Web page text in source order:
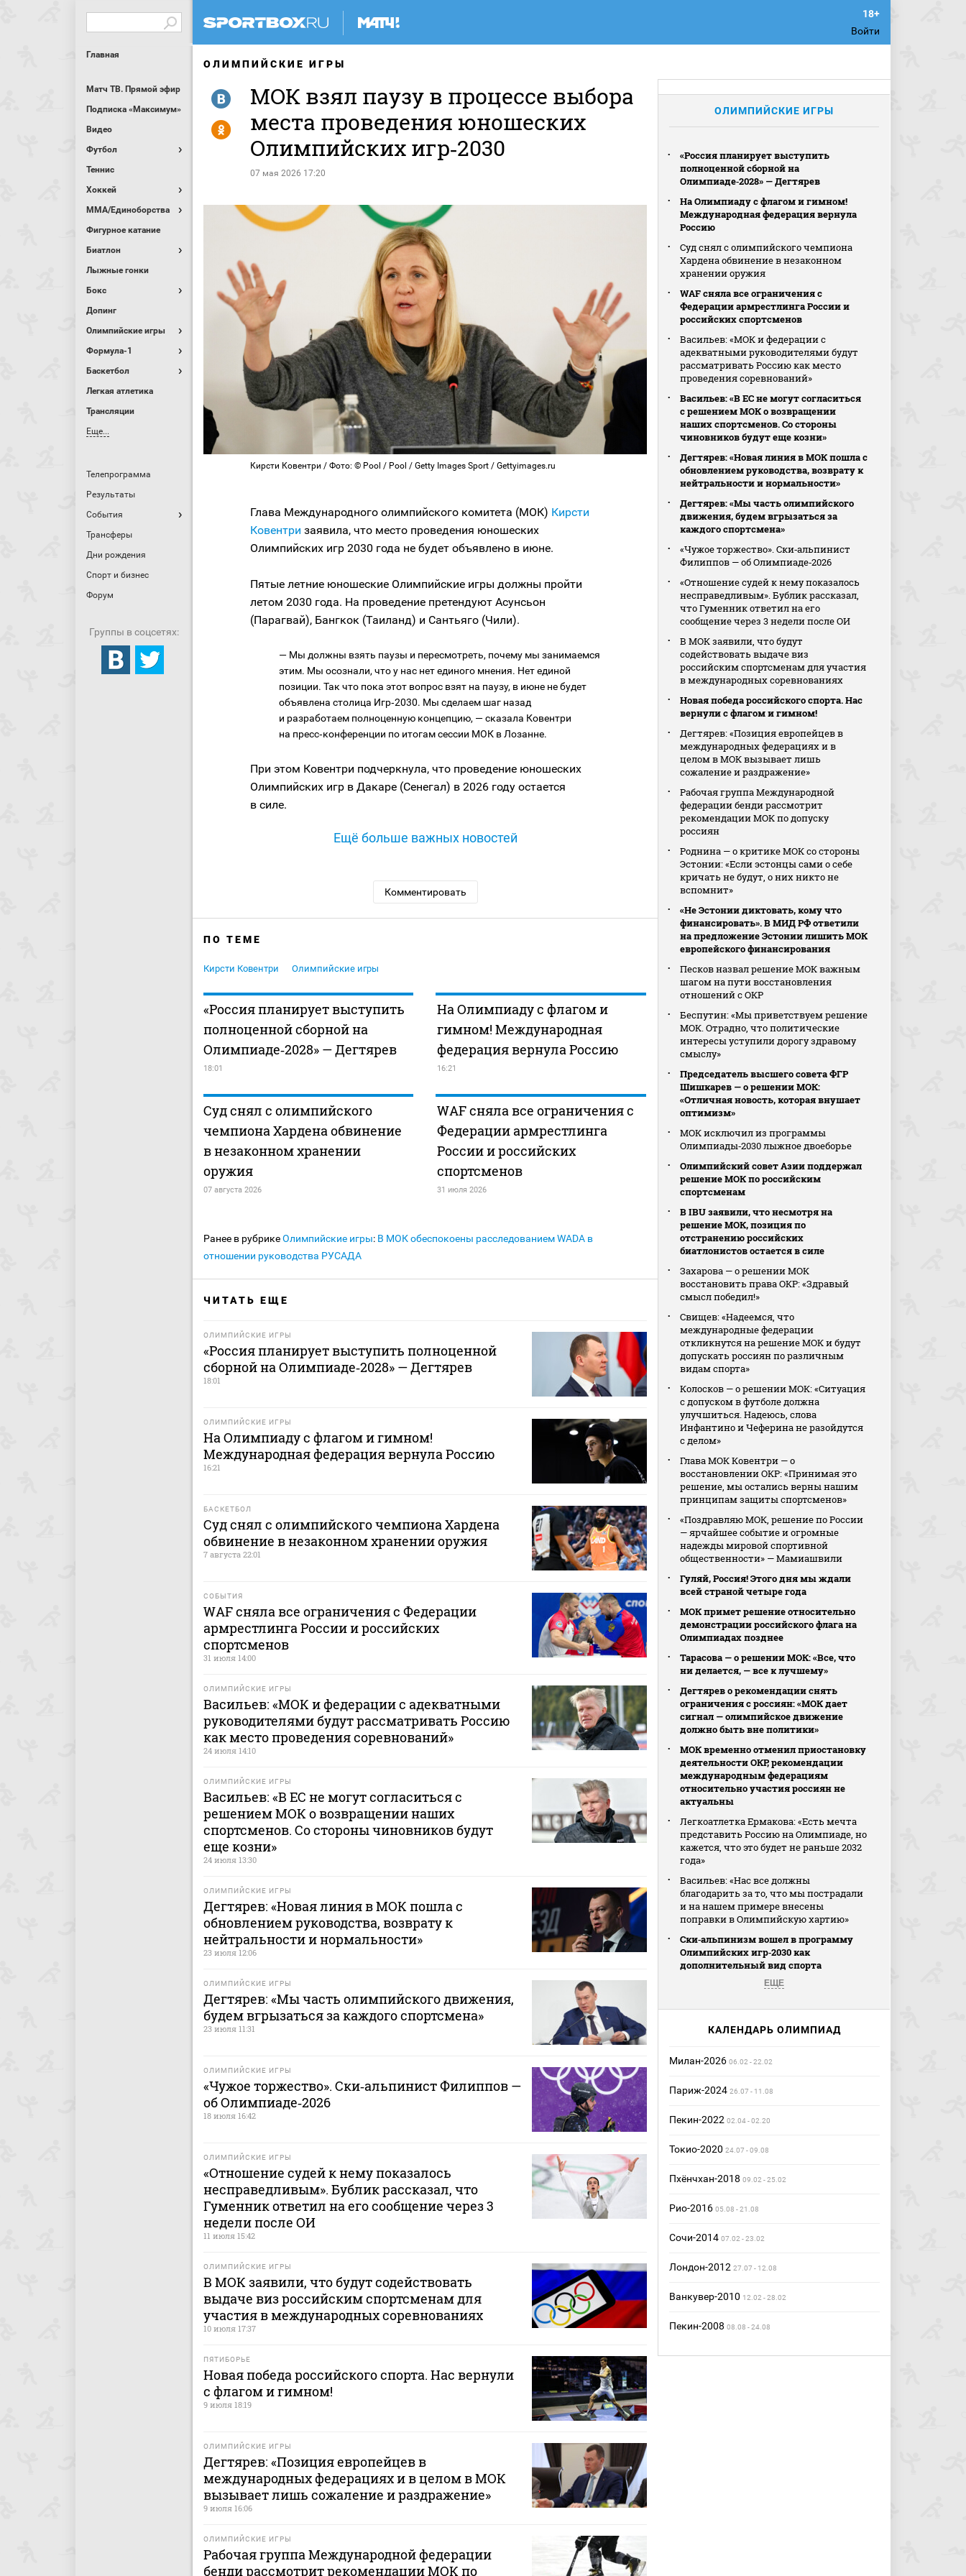
Войти
Главная
Матч ТВ. Прямой эфир
Подписка «Максимум»
Видео
Футбол
Теннис
Хоккей
MMA/Единоборства
Фигурное катание
Биатлон
Лыжные гонки
Бокс
Допинг
Олимпийские игры
Формула-1
Баскетбол
Легкая атлетика
Трансляции
Еще...
Телепрограмма
Результаты
События
Трансферы
Дни рождения
Спорт и бизнес
Форум
Группы в соцсетях:
ОЛИМПИЙСКИЕ ИГРЫ
МОК взял паузу в процессе выбора
места проведения юношеских
Олимпийских игр‑2030
07 мая 2026 17:20
R
Y
Кирсти Ковентри / Фото: © Pool / Pool / Getty Images Sport / Gettyimages.ru
Глава Международного олимпийского комитета (МОК) Кирсти
Ковентри заявила, что место проведения юношеских
Олимпийских игр 2030 года не будет объявлено в июне.
Пятые летние юношеские Олимпийские игры должны пройти
летом 2030 года. На проведение претендуют Асунсьон
(Парагвай), Бангкок (Таиланд) и Сантьяго (Чили).
— Мы должны взять паузы и пересмотреть, почему мы занимаемся
этим. Мы осознали, что у нас нет единого мнения. Нет единой
позиции. Так что пока этот вопрос взят на паузу, в июне не будет
объявлена столица Игр‑2030. Мы сделаем шаг назад
и разработаем полноценную концепцию, — сказала Ковентри
на пресс‑конференции по итогам сессии МОК в Лозанне.
При этом Ковентри подчеркнула, что проведение юношеских
Олимпийских игр в Дакаре (Сенегал) в 2026 году остается
в силе.
Ещё больше важных новостей
Комментировать
ПО ТЕМЕ
Кирсти Ковентри Олимпийские игры
«Россия планирует выступить
полноценной сборной на
Олимпиаде‑2028» — Дегтярев
18:01
На Олимпиаду с флагом и
гимном! Международная
федерация вернула Россию
16:21
Суд снял с олимпийского
чемпиона Хардена обвинение
в незаконном хранении
оружия
07 августа 2026
WAF сняла все ограничения с
Федерации армрестлинга
России и российских
спортсменов
31 июля 2026
Ранее в рубрикеОлимпийские игры: В МОК обеспокоены расследованием WADA в
отношении руководства РУСАДА
ЧИТАТЬ ЕЩЕ
ОЛИМПИЙСКИЕ ИГРЫ
«Россия планирует выступить полноценной
сборной на Олимпиаде‑2028» — Дегтярев
18:01
ОЛИМПИЙСКИЕ ИГРЫ
На Олимпиаду с флагом и гимном!
Международная федерация вернула Россию
16:21
БАСКЕТБОЛ
Суд снял с олимпийского чемпиона Хардена
обвинение в незаконном хранении оружия
7 августа 22:01
СОБЫТИЯ
WAF сняла все ограничения с Федерации
армрестлинга России и российских
спортсменов
31 июля 14:00
ОЛИМПИЙСКИЕ ИГРЫ
Васильев: «МОК и федерации с адекватными
руководителями будут рассматривать Россию
как место проведения соревнований»
24 июля 14:10
ОЛИМПИЙСКИЕ ИГРЫ
Васильев: «В ЕС не могут согласиться с
решением МОК о возвращении наших
спортсменов. Со стороны чиновников будут
еще козни»
24 июля 13:30
ОЛИМПИЙСКИЕ ИГРЫ
Дегтярев: «Новая линия в МОК пошла с
обновлением руководства, возврату к
нейтральности и нормальности»
23 июля 12:06
ОЛИМПИЙСКИЕ ИГРЫ
Дегтярев: «Мы часть олимпийского движения,
будем вгрызаться за каждого спортсмена»
23 июля 11:31
ОЛИМПИЙСКИЕ ИГРЫ
«Чужое торжество». Ски‑альпинист Филиппов —
об Олимпиаде‑2026
18 июля 16:42
ОЛИМПИЙСКИЕ ИГРЫ
«Отношение судей к нему показалось
несправедливым». Бублик рассказал, что
Гуменник ответил на его сообщение через 3
недели после ОИ
11 июля 15:42
ОЛИМПИЙСКИЕ ИГРЫ
В МОК заявили, что будут содействовать
выдаче виз российским спортсменам для
участия в международных соревнованиях
10 июля 17:37
ПЯТИБОРЬЕ
Новая победа российского спорта. Нас вернули
с флагом и гимном!
9 июля 18:19
ОЛИМПИЙСКИЕ ИГРЫ
Дегтярев: «Позиция европейцев в
международных федерациях и в целом в МОК
вызывает лишь сожаление и раздражение»
9 июля 16:06
ОЛИМПИЙСКИЕ ИГРЫ
Рабочая группа Международной федерации
бенди рассмотрит рекомендации МОК по
ОЛИМПИЙСКИЕ ИГРЫ
«Россия планирует выступить
полноценной сборной на
Олимпиаде‑2028» — Дегтярев
На Олимпиаду с флагом и гимном!
Международная федерация вернула
Россию
Суд снял с олимпийского чемпиона
Хардена обвинение в незаконном
хранении оружия
WAF сняла все ограничения с
Федерации армрестлинга России и
российских спортсменов
Васильев: «МОК и федерации с
адекватными руководителями будут
рассматривать Россию как место
проведения соревнований»
Васильев: «В ЕС не могут согласиться
с решением МОК о возвращении
наших спортсменов. Со стороны
чиновников будут еще козни»
Дегтярев: «Новая линия в МОК пошла с
обновлением руководства, возврату к
нейтральности и нормальности»
Дегтярев: «Мы часть олимпийского
движения, будем вгрызаться за
каждого спортсмена»
«Чужое торжество». Ски‑альпинист
Филиппов — об Олимпиаде‑2026
«Отношение судей к нему показалось
несправедливым». Бублик рассказал,
что Гуменник ответил на его
сообщение через 3 недели после ОИ
В МОК заявили, что будут
содействовать выдаче виз
российским спортсменам для участия
в международных соревнованиях
Новая победа российского спорта. Нас
вернули с флагом и гимном!
Дегтярев: «Позиция европейцев в
международных федерациях и в
целом в МОК вызывает лишь
сожаление и раздражение»
Рабочая группа Международной
федерации бенди рассмотрит
рекомендации МОК по допуску
россиян
Роднина — о критике МОК со стороны
Эстонии: «Если эстонцы сами о себе
кричать не будут, о них никто не
вспомнит»
«Не Эстонии диктовать, кому что
финансировать». В МИД РФ ответили
на предложение Эстонии лишить МОК
европейского финансирования
Песков назвал решение МОК важным
шагом на пути восстановления
отношений с ОКР
Беспутин: «Мы приветствуем решение
МОК. Отрадно, что политические
интересы уступили дорогу здравому
смыслу»
Председатель высшего совета ФГР
Шишкарев — о решении МОК:
«Отличная новость, которая внушает
оптимизм»
МОК исключил из программы
Олимпиады‑2030 лыжное двоеборье
Олимпийский совет Азии поддержал
решение МОК по российским
спортсменам
В IBU заявили, что несмотря на
решение МОК, позиция по
отстранению российских
биатлонистов остается в силе
Захарова — о решении МОК
восстановить права ОКР: «Здравый
смысл победил!»
Свищев: «Надеемся, что
международные федерации
откликнутся на решение МОК и будут
допускать россиян по различным
видам спорта»
Колосков — о решении МОК: «Ситуация
с допуском в футболе должна
улучшиться. Надеюсь, слова
Инфантино и Чеферина не разойдутся
с делом»
Глава МОК Ковентри — о
восстановлении ОКР: «Принимая это
решение, мы остались верны нашим
принципам защиты спортсменов»
«Поздравляю МОК, решение по России
— ярчайшее событие и огромные
надежды мировой спортивной
общественности» — Мамиашвили
Гуляй, Россия! Этого дня мы ждали
всей страной четыре года
МОК примет решение относительно
демонстрации российского флага на
Олимпиадах позднее
Тарасова — о решении МОК: «Все, что
ни делается, — все к лучшему»
Дегтярев о рекомендации снять
ограничения с россиян: «МОК дает
сигнал — олимпийское движение
должно быть вне политики»
МОК временно отменил приостановку
деятельности ОКР, рекомендации
международным федерациям
относительно участия россиян не
актуальны
Легкоатлетка Ермакова: «Есть мечта
представить Россию на Олимпиаде, но
кажется, что это будет не раньше 2032
года»
Васильев: «Нас все должны
благодарить за то, что мы пострадали
и на нашем примере внесены
поправки в Олимпийскую хартию»
Ски‑альпинизм вошел в программу
Олимпийских игр‑2030 как
дополнительный вид спорта
ЕЩЕ
КАЛЕНДАРЬ ОЛИМПИАД
Милан-2026 06.02 - 22.02
Париж-2024 26.07 - 11.08
Пекин-2022 02.04 - 02.20
Токио-2020 24.07 - 09.08
Пхёнчхан-2018 09.02 - 25.02
Рио-2016 05.08 - 21.08
Сочи-2014 07.02 - 23.02
Лондон-2012 27.07 - 12.08
Ванкувер-2010 12.02 - 28.02
Пекин-2008 08.08 - 24.08